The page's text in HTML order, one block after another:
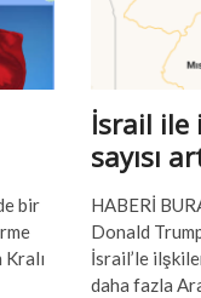
bir
İsrail ile
sayısı
HABERİ
Donald
İsrail’le
daha fazla